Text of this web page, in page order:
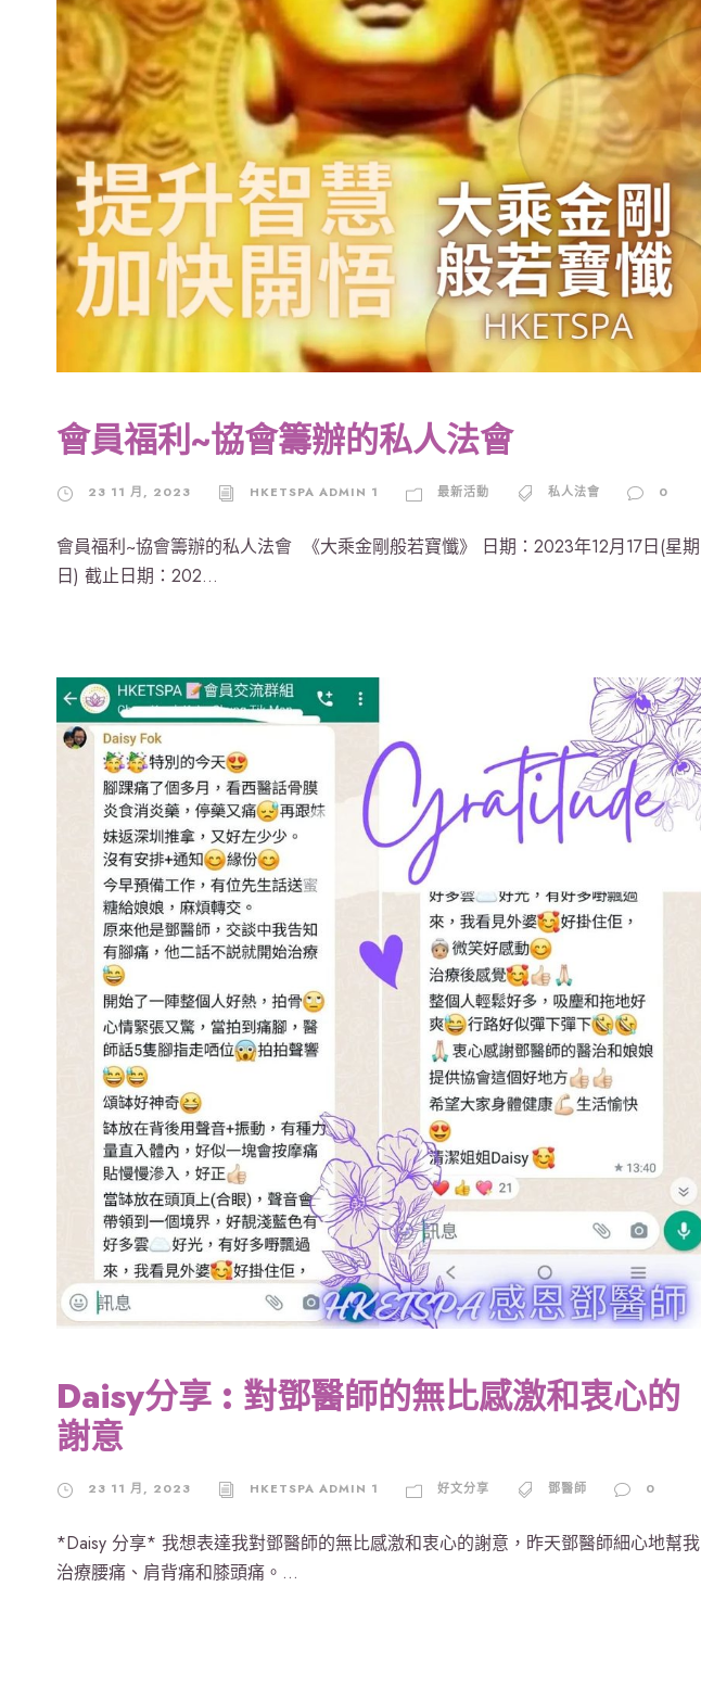
會員福利~協會籌辦的私人法會
23 11 月, 2023 HKETSPA ADMIN 1 最新活動 私人法會 0
會員福利~協會籌辦的私人法會 《大乘金剛般若寶懺》 日期：2023年12月17日(星期
日) 截止日期：202...
Daisy分享 : 對鄧醫師的無比感激和衷心的
謝意
23 11 月, 2023 HKETSPA ADMIN 1 好文分享 鄧醫師 0
*Daisy 分享* 我想表達我對鄧醫師的無比感激和衷心的謝意，昨天鄧醫師細心地幫我
治療腰痛、肩背痛和膝頭痛。...